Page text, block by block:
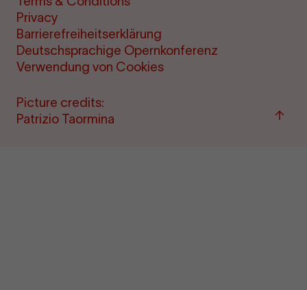
Privacy
Barrierefreiheitserklärung
Deutschsprachige Opernkonferenz
Verwendung von Cookies
Picture credits:
Patrizio Taormina
Back